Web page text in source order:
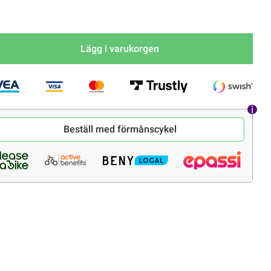
Lägg i varukorgen
Beställ med förmånscykel